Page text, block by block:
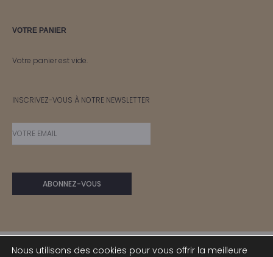
VOTRE PANIER
Votre panier est vide.
INSCRIVEZ-VOUS À NOTRE NEWSLETTER
Nous utilisons des cookies pour vous offrir la meilleure